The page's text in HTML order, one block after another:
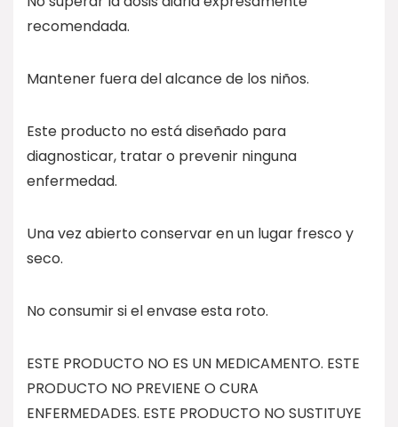
recomendada.
Mantener fuera del alcance de los niños.
Este producto no está diseñado para
diagnosticar, tratar o prevenir ninguna
enfermedad.
Una vez abierto conservar en un lugar fresco y
seco.
No consumir si el envase esta roto.
ESTE PRODUCTO NO ES UN MEDICAMENTO. ESTE
PRODUCTO NO PREVIENE O CURA
ENFERMEDADES. ESTE PRODUCTO NO SUSTITUYE